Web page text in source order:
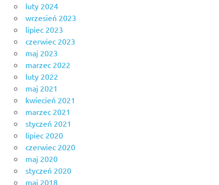
luty 2024
wrzesień 2023
lipiec 2023
czerwiec 2023
maj 2023
marzec 2022
luty 2022
maj 2021
kwiecień 2021
marzec 2021
styczeń 2021
lipiec 2020
czerwiec 2020
maj 2020
styczeń 2020
maj 2018